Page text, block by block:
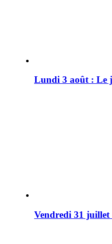
Lundi 3 août : Le
Vendredi 31